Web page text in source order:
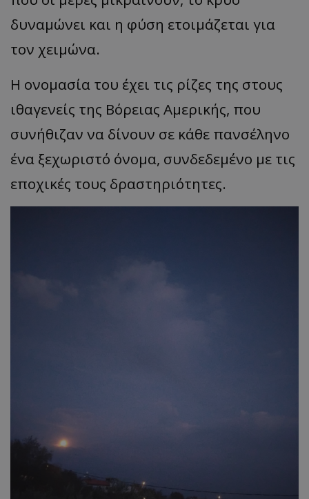
δυναμώνει και η φύση ετοιμάζεται για
τον χειμώνα.
Η ονομασία του έχει τις ρίζες της στους
ιθαγενείς της Βόρειας Αμερικής, που
συνήθιζαν να δίνουν σε κάθε πανσέληνο
ένα ξεχωριστό όνομα, συνδεδεμένο με τις
εποχικές τους δραστηριότητες.